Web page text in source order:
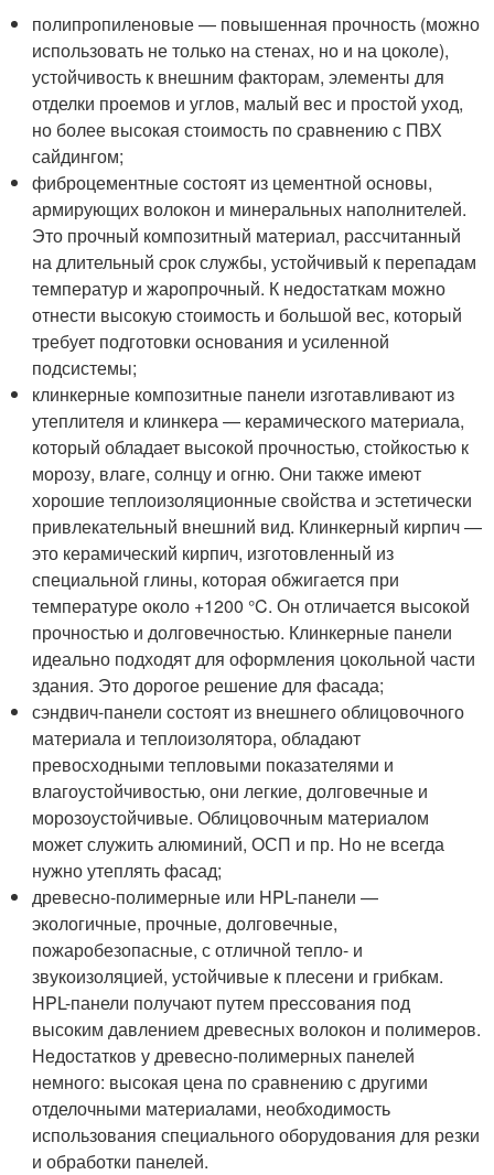
полипропиленовые — повышенная прочность (можно
использовать не только на стенах, но и на цоколе),
устойчивость к внешним факторам, элементы для
отделки проемов и углов, малый вес и простой уход,
но более высокая стоимость по сравнению с ПВХ
сайдингом;
фиброцементные состоят из цементной основы,
армирующих волокон и минеральных наполнителей.
Это прочный композитный материал, рассчитанный
на длительный срок службы, устойчивый к перепадам
температур и жаропрочный. К недостаткам можно
отнести высокую стоимость и большой вес, который
требует подготовки основания и усиленной
подсистемы;
клинкерные композитные панели изготавливают из
утеплителя и клинкера — керамического материала,
который обладает высокой прочностью, стойкостью к
морозу, влаге, солнцу и огню. Они также имеют
хорошие теплоизоляционные свойства и эстетически
привлекательный внешний вид. Клинкерный кирпич —
это керамический кирпич, изготовленный из
специальной глины, которая обжигается при
температуре около +1200 °C. Он отличается высокой
прочностью и долговечностью. Клинкерные панели
идеально подходят для оформления цокольной части
здания. Это дорогое решение для фасада;
сэндвич-панели состоят из внешнего облицовочного
материала и теплоизолятора, обладают
превосходными тепловыми показателями и
влагоустойчивостью, они легкие, долговечные и
морозоустойчивые. Облицовочным материалом
может служить алюминий, ОСП и пр. Но не всегда
нужно утеплять фасад;
древесно-полимерные или HPL-панели —
экологичные, прочные, долговечные,
пожаробезопасные, с отличной тепло- и
звукоизоляцией, устойчивые к плесени и грибкам.
HPL-панели получают путем прессования под
высоким давлением древесных волокон и полимеров.
Недостатков у древесно-полимерных панелей
немного: высокая цена по сравнению с другими
отделочными материалами, необходимость
использования специального оборудования для резки
и обработки панелей.